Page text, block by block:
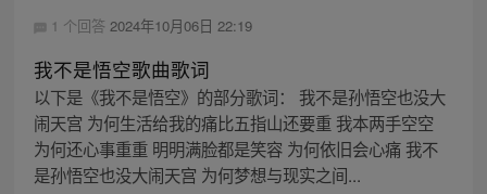
1 个回答 2024年10月06日 22:19
我不是悟空歌曲歌词
以下是《我不是悟空》的部分歌词： 我不是孙悟空也没大
闹天宫 为何生活给我的痛比五指山还要重 我本两手空空
为何还心事重重 明明满脸都是笑容 为何依旧会心痛 我不
是孙悟空也没大闹天宫 为何梦想与现实之间...